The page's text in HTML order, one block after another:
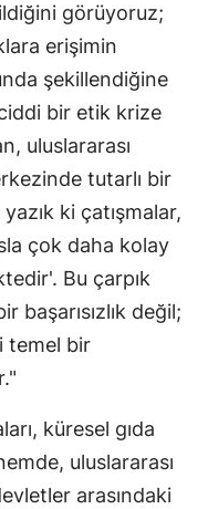
görüyoruz;
erişimin
şekillendiğine
bir etik krize
uluslararası
tutarlı bir
ki çatışmalar,
çok daha kolay
Bu çarpık
başarısızlık değil;
temel bir
küresel gıda
uluslararası
arasındaki